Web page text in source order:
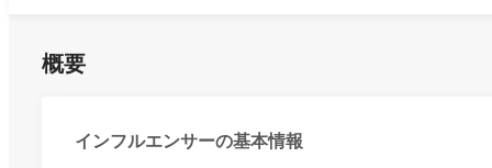
概要
インフルエンサーの基本情報